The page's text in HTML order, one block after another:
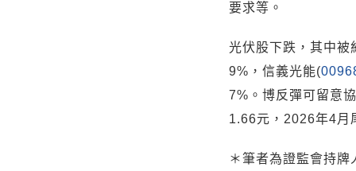
要求等。
光伏股下跌，其中被
9%，信義光能(
7%。博反彈可留意
1.66元，2026年4月
＊筆者為證監會持